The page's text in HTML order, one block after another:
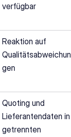
verfügbar
Reaktion auf
Qualitätsabweichun
gen
Quoting und
Lieferantendaten in
getrennten